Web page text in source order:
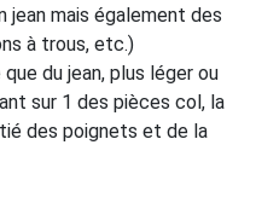
jean mais également des
à trous, etc.)
du jean, plus léger ou
sur 1 des pièces col, la
des poignets et de la